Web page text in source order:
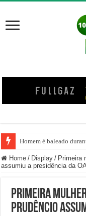
Homem é baleado
Home / Display / Primeira
assumiu a presidência da
Primeira
Prudêncio